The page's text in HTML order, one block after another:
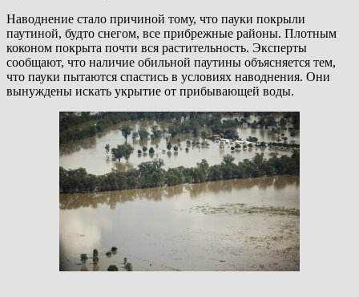
Наводнение стало причиной тому, что пауки покрыли
паутиной, будто снегом, все прибрежные районы. Плотным
коконом покрыта почти вся растительность. Эксперты
сообщают, что наличие обильной паутины объясняется тем,
что пауки пытаются спастись в условиях наводнения. Они
вынуждены искать укрытие от прибывающей воды.